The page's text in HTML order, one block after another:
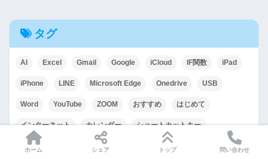
タグ
AI Excel Gmail Google iCloud IF関数 iPad
iPhone LINE Microsoft Edge Onedrive USB
Word YouTube ZOOM おすすめ はじめて
インターネット カレンダー ショートカットキー
ステップ記録ツール スマホ セキュリティ
ホーム シェア トップ 問い合わせ